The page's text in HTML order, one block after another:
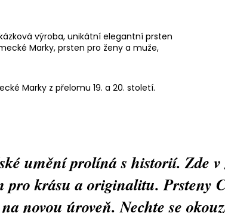
výroba, unikátní elegantní prsten
Marky, prsten pro ženy a muže,
Marky z přelomu 19. a 20. století.
umění prolíná s historií. Zde
pro krásu a originalitu.
na novou úroveň. Nechte se